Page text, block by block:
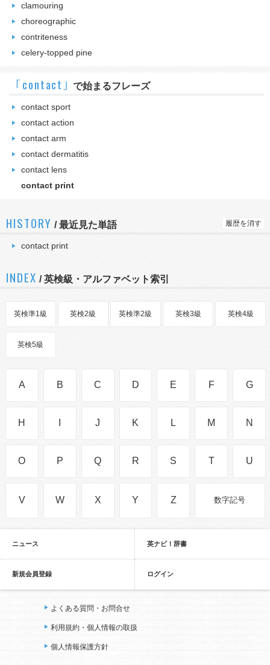
clamouring
choreographic
contriteness
celery-topped pine
｢contact｣ で始まるフレーズ
contact sport
contact action
contact arm
contact dermatitis
contact lens
contact print
HISTORY /最近見た単語 履歴を消す
contact print
INDEX / 英検級・アルファベット索引
英検準1級 英検2級 英検準2級 英検3級 英検4級
英検5級
A B C D E F G
H J K L M N
O P Q R S T U
V W X Y Z 数字記号
ニュース 英ナビ！辞書
新規会員登録 ログイン
よくある質問・お問合せ
利用規約・個人情報の取扱
個人情報保護方針